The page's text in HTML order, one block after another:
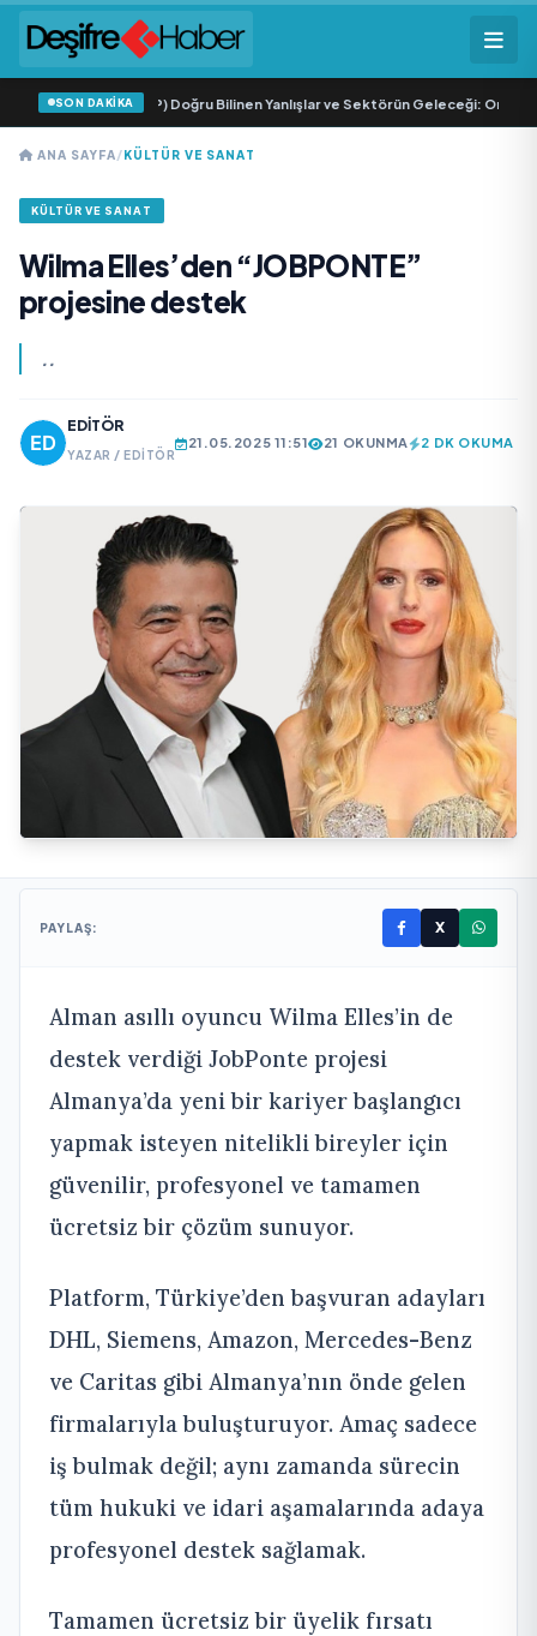
SON DAKİKA(SMP) Doğru Bilinen Yanlışlar ve Sektörün Geleceği: Onur
ANA SAYFA/KÜLTÜR VE SANAT
KÜLTÜR VE SANAT
Wilma Elles’den “JOBPONTE”
projesine destek
..
EDITÖR
YAZAR / EDITÖR
21.05.2025 11:51 21 OKUNMA 2 DK OKUMA
PAYLAŞ: X
Alman asıllı oyuncu Wilma Elles’in de
destek verdiği JobPonte projesi
Almanya’da yeni bir kariyer başlangıcı
yapmak isteyen nitelikli bireyler için
güvenilir, profesyonel ve tamamen
ücretsiz bir çözüm sunuyor.
Platform, Türkiye’den başvuran adayları
DHL, Siemens, Amazon, Mercedes-Benz
ve Caritas gibi Almanya’nın önde gelen
firmalarıyla buluşturuyor. Amaç sadece
iş bulmak değil; aynı zamanda sürecin
tüm hukuki ve idari aşamalarında adaya
profesyonel destek sağlamak.
Tamamen ücretsiz bir üyelik fırsatı